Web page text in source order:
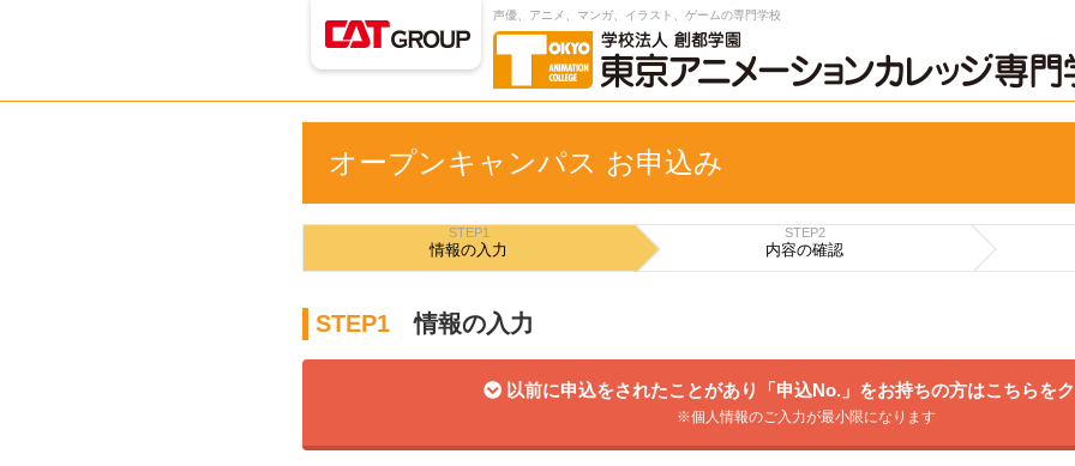
声優、アニメ、マンガ、イラスト、ゲームの専門学校
オープンキャンパス お申込み
STEP1
情報の 入力
STEP2
内容の確認
STEP1 情報の入力
以前に申込をされたことがあり「申込No.」をお持ちの方はこちらを
※個人情報のご入力が最小限になります